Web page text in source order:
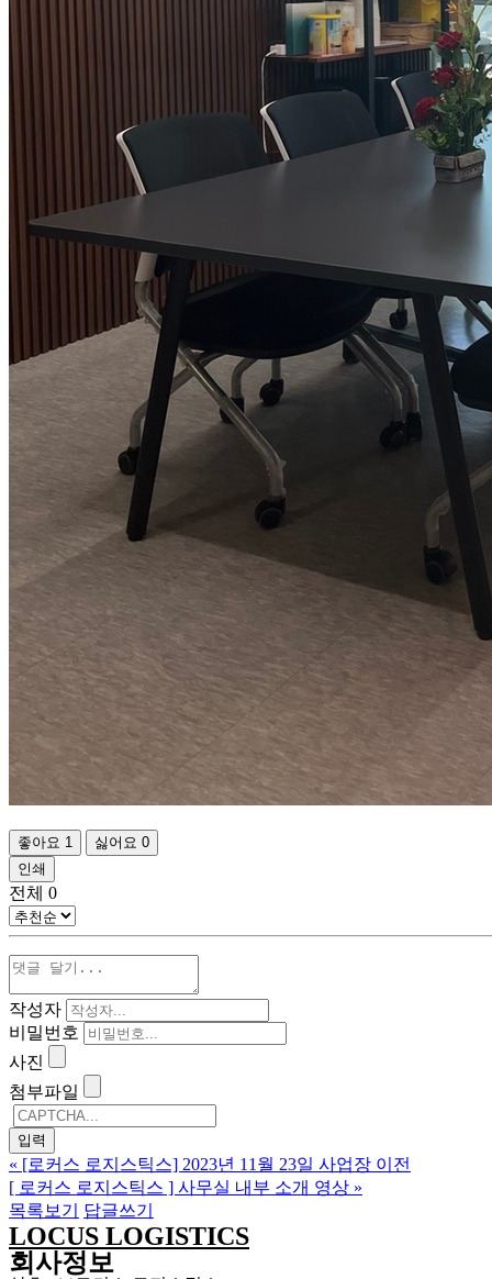
좋아요 1 싫어요 0
인쇄
전체 0
작성자
비밀번호
사진
첨부파일
« [로커스 로지스틱스] 2023년 11월 23일 사업장 이전
[ 로커스 로지스틱스 ] 사무실 내부 소개 영상 »
목록보기
답글쓰기
LOCUS LOGISTICS
회사정보